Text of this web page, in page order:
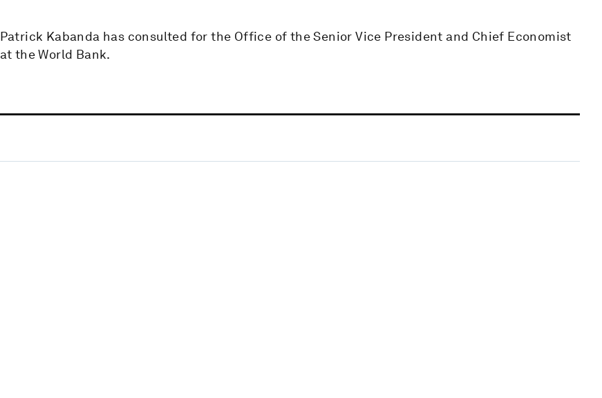
Patrick Kabanda has consulted for the Office of the Senior Vice President and Chief Economist
at the World Bank.